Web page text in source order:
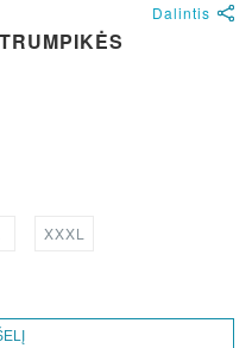
Dalintis
XXXL